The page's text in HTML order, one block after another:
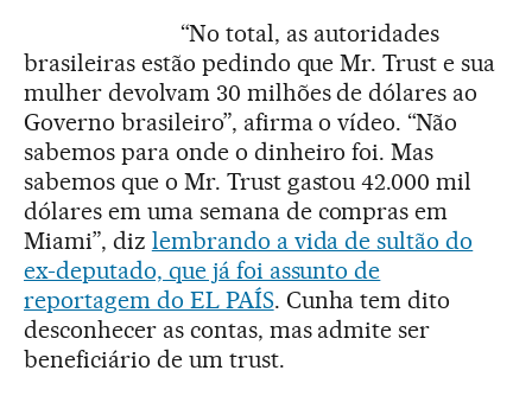
“No total, as autoridades
brasileiras estão pedindo que Mr. Trust e sua
mulher devolvam 30 milhões de dólares ao
Governo brasileiro”, afirma o vídeo. “Não
sabemos para onde o dinheiro foi. Mas
sabemos que o Mr. Trust gastou 42.000 mil
dólares em uma semana de compras em
Miami”, diz lembrando a vida de sultão do
ex-deputado, que já foi assunto de
reportagem do EL PAÍS. Cunha tem dito
desconhecer as contas, mas admite ser
beneficiário de um trust.